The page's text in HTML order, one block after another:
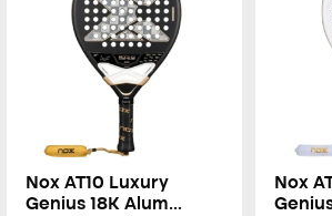
Nox AT10 Luxury
Genius 18K Alum
Nox